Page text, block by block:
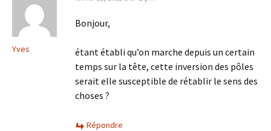
Yves
Bonjour,
étant établi qu’on marche depuis un certain
temps sur la tête, cette inversion des pôles
serait elle susceptible de rétablir le sens des
choses ?
Répondre